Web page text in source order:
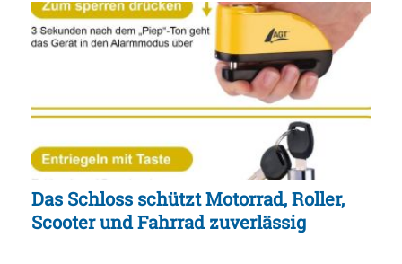
Das Schloss schützt Motorrad, Roller,
Scooter und Fahrrad zuverlässig